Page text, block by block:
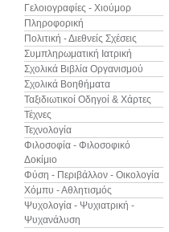
Γελοιογραφίες - Χιούμορ
Πληροφορική
Πολιτική - Διεθνείς Σχέσεις
Συμπληρωματική Ιατρική
Σχολικά Βιβλία Οργανισμού
Σχολικά Βοηθήματα
Ταξιδιωτικοί Οδηγοί & Χάρτες
Τέχνες
Τεχνολογία
Φιλοσοφία - Φιλοσοφικό
Δοκίμιο
Φύση - Περιβάλλον - Οικολογία
Χόμπυ - Αθλητισμός
Ψυχολογία - Ψυχιατρική -
Ψυχανάλυση